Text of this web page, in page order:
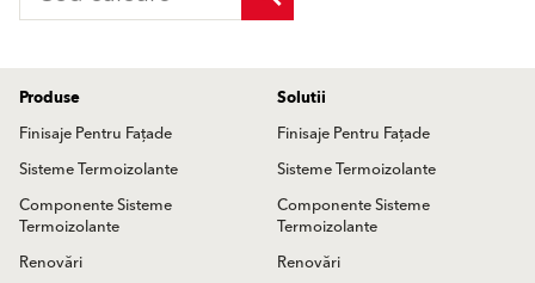
Produse
Finisaje Pentru Fațade
Sisteme Termoizolante
Componente Sisteme
Termoizolante
Renovări
Solutii
Finisaje Pentru Fațade
Sisteme Termoizolante
Componente Sisteme
Termoizolante
Renovări